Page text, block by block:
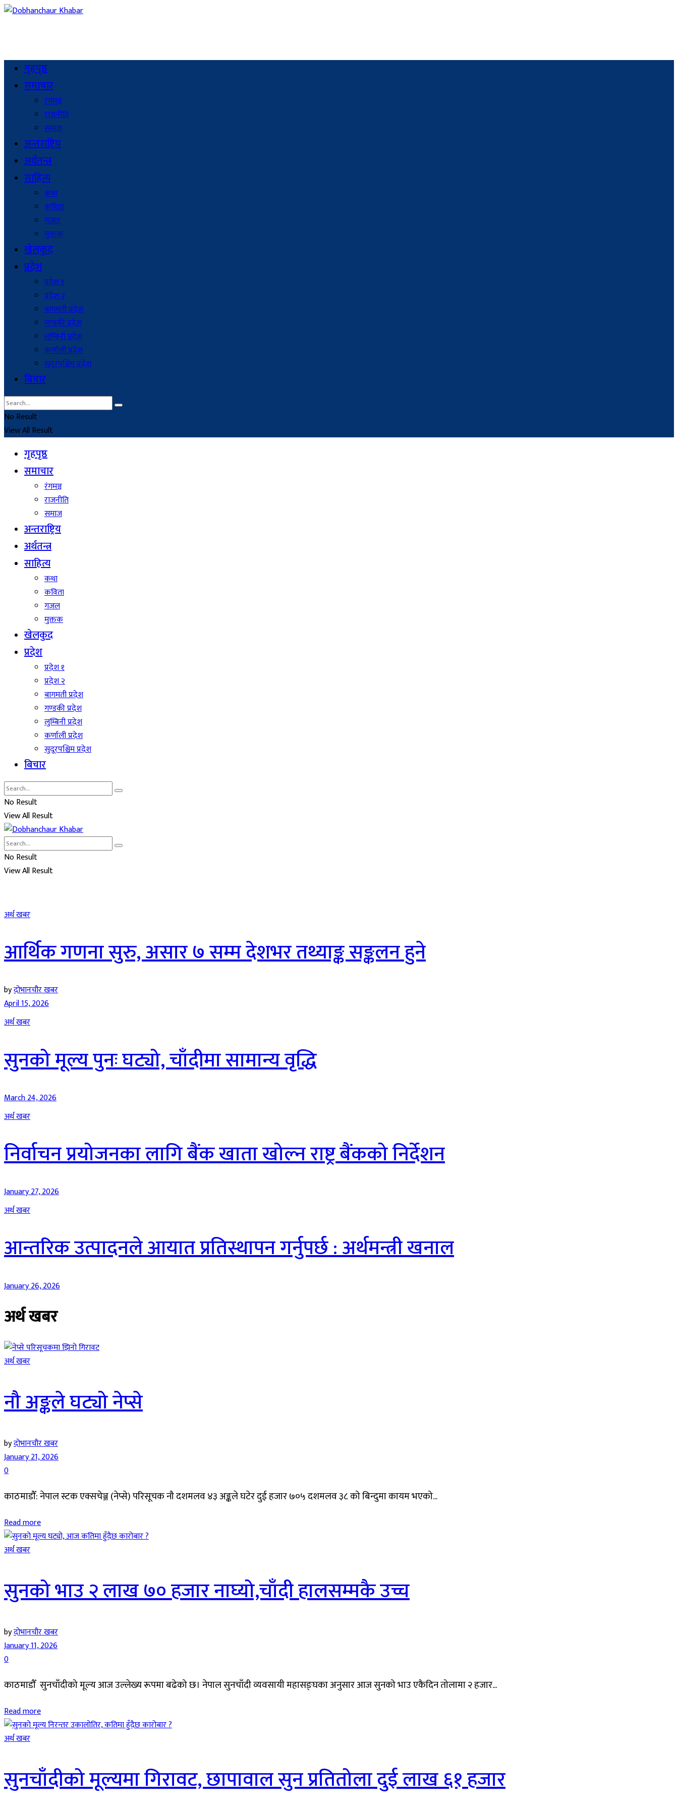
गृहपृष्ठ
समाचार
रंगमञ्च
राजनीति
समाज
अन्तराष्ट्रिय
अर्थतन्त्र
साहित्य
कथा
कविता
गजल
मुक्तक
खेलकुद
प्रदेश
प्रदेश १
प्रदेश २
बागमती प्रदेश
गण्डकी प्रदेश
लुम्बिनी प्रदेश
कर्णाली प्रदेश
सुदूरपश्चिम प्रदेश
बिचार
No Result
View All Result
गृहपृष्ठ
समाचार
रंगमञ्च
राजनीति
समाज
अन्तराष्ट्रिय
अर्थतन्त्र
साहित्य
कथा
कविता
गजल
मुक्तक
खेलकुद
प्रदेश
प्रदेश १
प्रदेश २
बागमती प्रदेश
गण्डकी प्रदेश
लुम्बिनी प्रदेश
कर्णाली प्रदेश
सुदूरपश्चिम प्रदेश
बिचार
No Result
View All Result
No Result
View All Result
अर्थ खबर
आर्थिक गणना सुरु, असार ७ सम्म देशभर तथ्याङ्क सङ्कलन हुने
byदोभानचौर खबर
April 15, 2026
अर्थ खबर
सुनको मूल्य पुनः घट्यो, चाँदीमा सामान्य वृद्धि
March 24, 2026
अर्थ खबर
निर्वाचन प्रयोजनका लागि बैंक खाता खोल्न राष्ट्र बैंकको निर्देशन
January 27, 2026
अर्थ खबर
आन्तरिक उत्पादनले आयात प्रतिस्थापन गर्नुपर्छ : अर्थमन्त्री खनाल
January 26, 2026
अर्थ खबर
अर्थ खबर
नौ अङ्कले घट्यो नेप्से
byदोभानचौर खबर
January 21, 2026
0
काठमाडौँ: नेपाल स्टक एक्सचेञ्ज (नेप्से) परिसूचक नौ दशमलव ४३ अङ्कले घटेर दुई हजार ७०५ दशमलव ३८ को बिन्दुमा कायम भएको...
Read more
अर्थ खबर
सुनको भाउ २ लाख ७० हजार नाघ्यो,चाँदी हालसम्मकै उच्च
byदोभानचौर खबर
January 11, 2026
0
काठमाडौँ सुनचाँदीको मूल्य आज उल्लेख्य रूपमा बढेको छ। नेपाल सुनचाँदी व्यवसायी महासङ्घका अनुसार आज सुनको भाउ एकैदिन तोलामा २ हजार...
Read more
अर्थ खबर
सुनचाँदीको मूल्यमा गिरावट, छापावाल सुन प्रतितोला दुई लाख ६१ हजार